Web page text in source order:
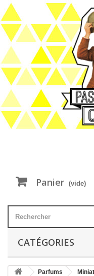
Panier (vide)
CATÉGORIES
Parfums